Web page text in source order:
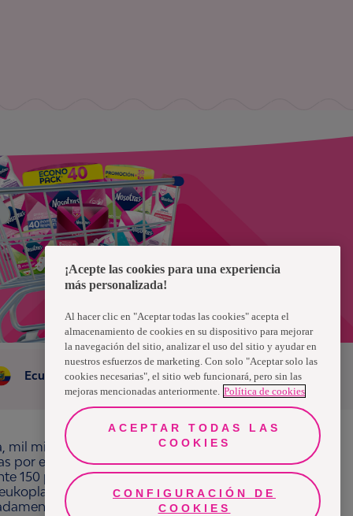
ChatWhatsapp
Ecuador
millones de personas, en todo el mundo,
por el bienestar en beneficio de consumidores,
150 países bajo las principales marcas
Libero, Libresse, Lotus, Modibodi,
13 mil millones de euros y empleó a
¡Acepte las cookies para una experiencia
más personalizada!
Al hacer clic en "Aceptar todas las cookies" acepta el
almacenamiento de cookies en su dispositivo para mejorar
la navegación del sitio, analizar el uso del sitio y ayudar en
nuestros esfuerzos de marketing. Con solo "Aceptar solo las
cookies necesarias", el sitio web funcionará, pero sin las
mejoras mencionadas anteriormente. Política de cookies
ACEPTAR TODAS LAS
COOKIES
CONFIGURACIÓN DE
COOKIES